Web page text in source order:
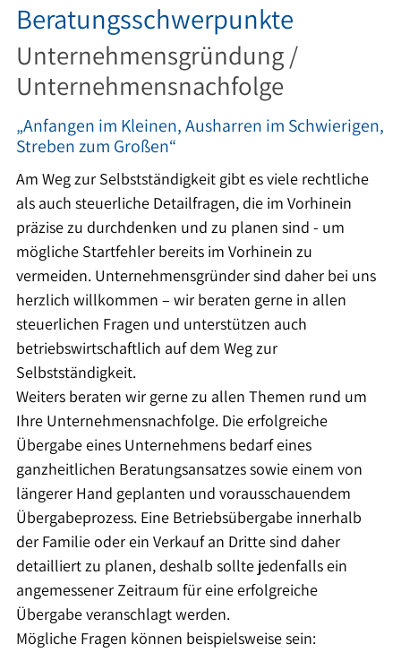
Beratungsschwerpunkte
Unternehmensgründung /
Unternehmensnachfolge
„Anfangen im Kleinen, Ausharren im Schwierigen,
Streben zum Großen“
Am Weg zur Selbstständigkeit gibt es viele rechtliche
als auch steuerliche Detailfragen, die im Vorhinein
präzise zu durchdenken und zu planen sind - um
mögliche Startfehler bereits im Vorhinein zu
vermeiden. Unternehmensgründer sind daher bei uns
herzlich willkommen – wir beraten gerne in allen
steuerlichen Fragen und unterstützen auch
betriebswirtschaftlich auf dem Weg zur
Selbstständigkeit.
Weiters beraten wir gerne zu allen Themen rund um
Ihre Unternehmensnachfolge. Die erfolgreiche
Übergabe eines Unternehmens bedarf eines
ganzheitlichen Beratungsansatzes sowie einem von
längerer Hand geplanten und vorausschauendem
Übergabeprozess. Eine Betriebsübergabe innerhalb
der Familie oder ein Verkauf an Dritte sind daher
detailliert zu planen, deshalb sollte jedenfalls ein
angemessener Zeitraum für eine erfolgreiche
Übergabe veranschlagt werden.
Mögliche Fragen können beispielsweise sein: